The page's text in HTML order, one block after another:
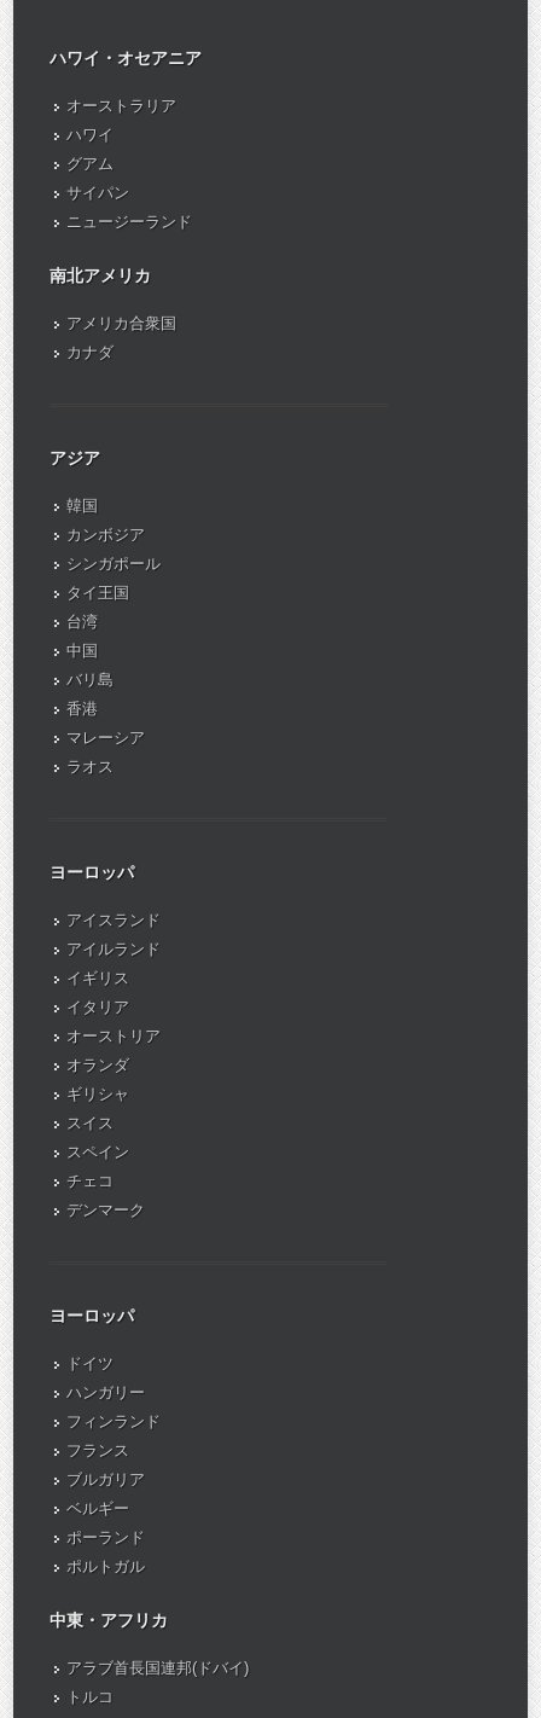
ハワイ・オセアニア
オーストラリア
ハワイ
グアム
サイパン
ニュージーランド
南北アメリカ
アメリカ合衆国
カナダ
アジア
韓国
カンボジア
シンガポール
タイ王国
台湾
中国
バリ島
香港
マレーシア
ラオス
ヨーロッパ
アイスランド
アイルランド
イギリス
イタリア
オーストリア
オランダ
ギリシャ
スイス
スペイン
チェコ
デンマーク
ヨーロッパ
ドイツ
ハンガリー
フィンランド
フランス
ブルガリア
ベルギー
ポーランド
ポルトガル
中東・アフリカ
アラブ首長国連邦(ドバイ)
トルコ